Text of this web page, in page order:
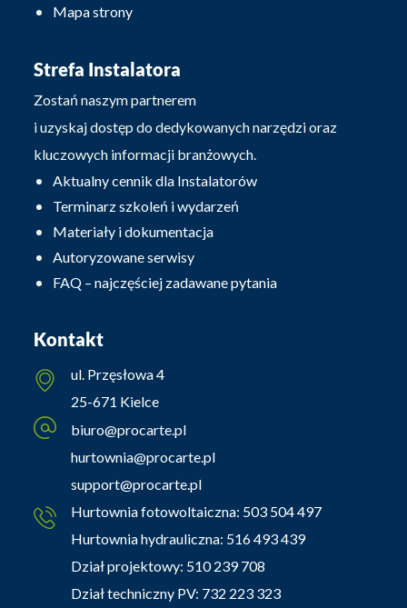
Mapa strony
Strefa Instalatora
Zostań naszym partnerem
i uzyskaj dostęp do dedykowanych narzędzi oraz
kluczowych informacji branżowych.
Aktualny cennik dla Instalatorów
Terminarz szkoleń i wydarzeń
Materiały i dokumentacja
Autoryzowane serwisy
FAQ – najczęściej zadawane pytania
Kontakt
ul. Przęsłowa 4
25-671 Kielce
biuro@procarte.pl
hurtownia@procarte.pl
support@procarte.pl
Hurtownia fotowoltaiczna: 503 504 497
Hurtownia hydrauliczna: 516 493 439
Dział projektowy: 510 239 708
Dział techniczny PV: 732 223 323